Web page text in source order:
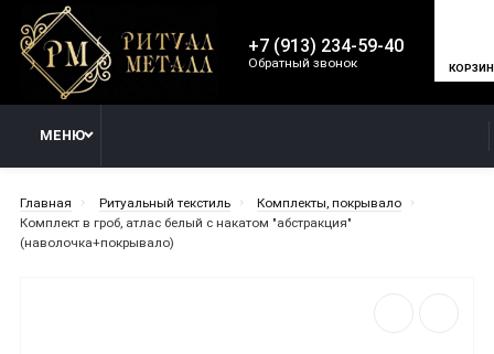
+7 (913) 234-59-40
Обратный звонок
МЕНЮ
Главная Ритуальный текстиль
Комплекты, покрывало
Комплект в гроб, атлас белый с накатом "абстракция"
(наволочка+покрывало)